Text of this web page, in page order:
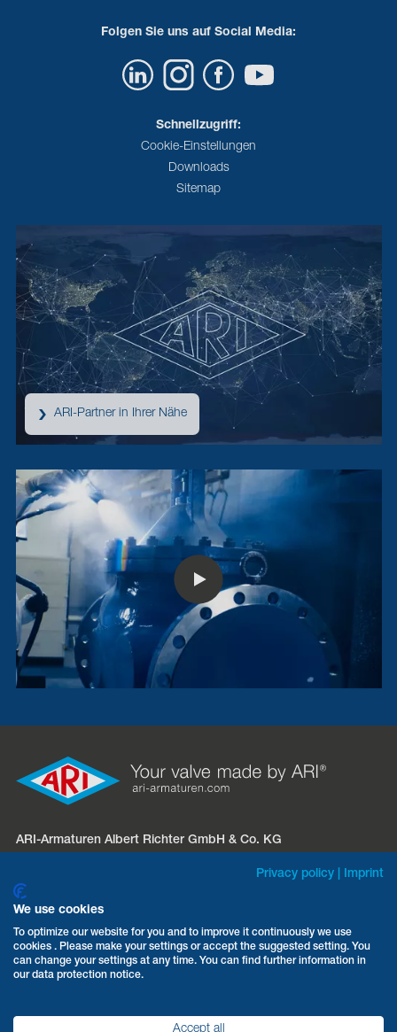
Folgen Sie uns auf Social Media:
Schnellzugriff:
Cookie-Einstellungen
Downloads
Sitemap
ARI-Partner in Ihrer Nähe
ARI-Armaturen Albert Richter GmbH & Co. KG
D-33758 Schloß Holte-Stukenbrock
Telefon:+49 5207 994-0
Fax: +49 5207 994-297 / -298
E-Mail: info.vertrieb@ari-armaturen.com
Privacy policy Imprint
We use cookies
To optimize our website for you and to improve it continuously we use
cookies . Please make your settings or accept the suggested setting. You
can change your settings at any time. You can find further information in
our data protection notice.
Accept all